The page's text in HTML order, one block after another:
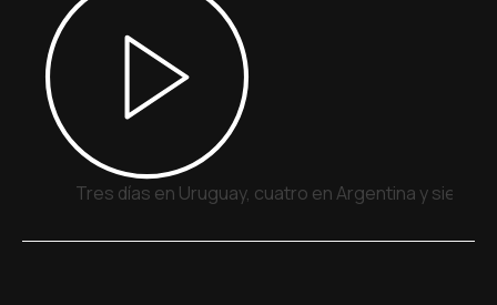
Tres días en Uruguay, cuatro en Argentina y siete